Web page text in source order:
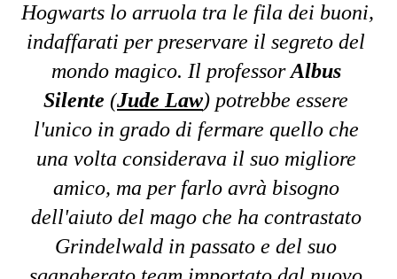
Hogwarts lo arruola tra le fila dei buoni,
indaffarati per preservare il segreto del
mondo magico. Il professor Albus
Silente (Jude Law) potrebbe essere
l'unico in grado di fermare quello che
una volta considerava il suo migliore
amico, ma per farlo avrà bisogno
dell'aiuto del mago che ha contrastato
Grindelwald in passato e del suo